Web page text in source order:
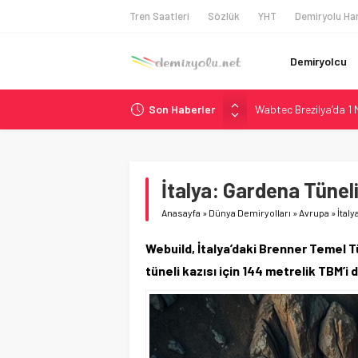
Tren Saatleri Sözlük YHT Demiryolu
Demiryolcu
Son Haberler
Wabtec Brezilya’da 1
ABD’de CREATE
DB Modernizasyon
Utah’ta 31 Milyon
İtalya: Gardena
Anasayfa » Dünya Demiryolları »Avrupa »
Webuild, İtalya’daki Brenner Temel
tüneli kazısı için 144 metrelik TBM’i